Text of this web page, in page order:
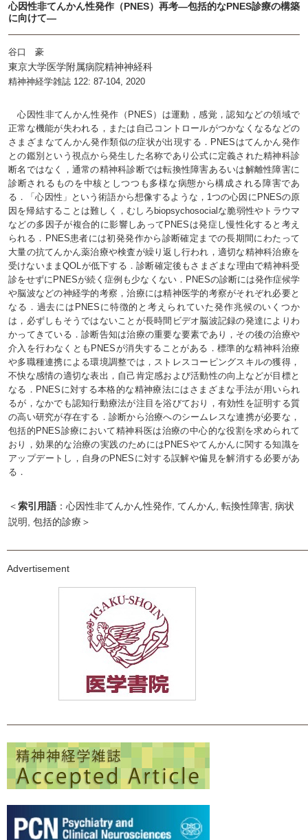
心因性非てんかん性発作（PNES）再考―包括的なPNES診療の構築
に向けて―
谷口 豪
東京大学医学附属病院精神神経科
精神神経学雑誌 122: 87-104, 2020
心因性非てんかん性発作（PNES）は運動，感覚，認知などの領域で
正常な機能が失われる，または自己コントロールがつかなくなるなどの
さまざまなてんかん発作類似の症状が出現する．PNESはてんかん発作
との鑑別という視点から発生した名称であり公式に定義された精神科診
断名ではなく，通常の精神科診断では転換性障害あるいは解離性障害に
診断されるものを中核としつつも多様な病態から構成される障害であ
る．「心因性」という術語から想像するような，1つの心因にPNESの原
因を帰結することは難しく，むしろbiopsychosocialな脆弱性やトラウマ
などの多因子が複合的に影響しあってPNESは発症し慢性化すると考え
られる．PNES患者には初発発作から診断確定までの長期間にわたって
大量の抗てんかん薬治療や検査が繰り返し行われ，適切な精神科治療を
受けないままQOLが低下する．診断確定後もさまざまな理由で精神科受
診をせずにPNESが続く症例も少なくない．PNESの診断には発作症候学
や脳波などの神経学的考察，治療には精神医学的考察がそれぞれ必要と
なる．過去にはPNESに特徴的と考えられていた発作兆候のいくつか
は，必ずしもそうではないことが長時間ビデオ脳波記録の発達によりわ
かってきている．診断告知は治療の重要な要素であり，その後の治療や
介入を行わなくともPNESが消失することがある．標準的な精神科治療
や多職種連携による環境調整では，ストレスコーピングスキルの獲得，
不快な感情の適切な表出，自己肯定感および活動性の向上などが目標と
なる．PNESに対する本格的な精神療法にはさまざまな手法が用いられ
るが，なかでも認知行動療法が注目を浴びており，有効性を証明する質
の高い研究が存在する．診断から治療へのシームレスな連携が必要な，
包括的PNES診療において精神科医は治療の中心的な役割を求められて
おり，効果的な治療の実践のためにはPNESやてんかんに関する知識を
アップデートし，自身のPNESに対する誤解や偏見を解消する必要があ
る．
＜索引用語 ：心因性非てんかん性発作, てんかん, 転換性障害, 病状
説明, 包括的診療＞
Advertisement